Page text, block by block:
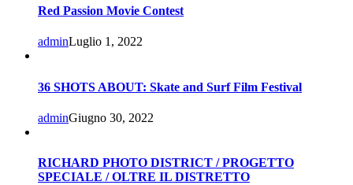
Red Passion Movie Contest
adminLuglio 1, 2022
36 SHOTS ABOUT: Skate and Surf Film Festival
adminGiugno 30, 2022
RICHARD PHOTO DISTRICT / PROGETTO
SPECIALE / OLTRE IL DISTRETTO